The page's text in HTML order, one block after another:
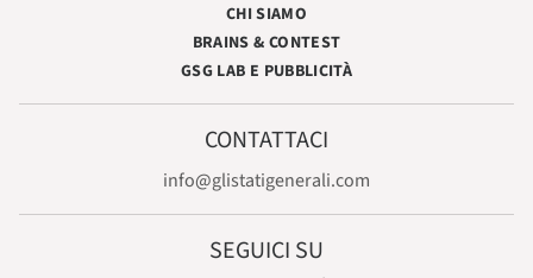
CHI SIAMO
BRAINS & CONTEST
GSG LAB E PUBBLICITÀ
CONTATTACI
info@glistatigenerali.com
SEGUICI SU